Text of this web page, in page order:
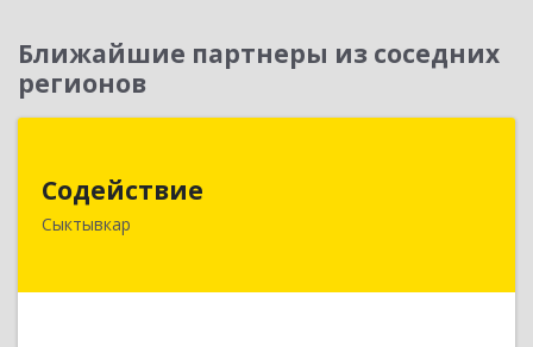
Ближайшие партнеры из соседних
регионов
Содействие
Сыктывкар
167004, Коми Респ, Сыктывкар г, Первомайская
Подробнее